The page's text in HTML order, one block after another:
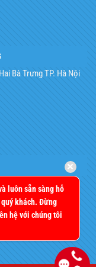
Bà Trưng TP. Hà Nội
luôn sẵn sàng hỗ
khách. Đừng
hệ với chúng tôi